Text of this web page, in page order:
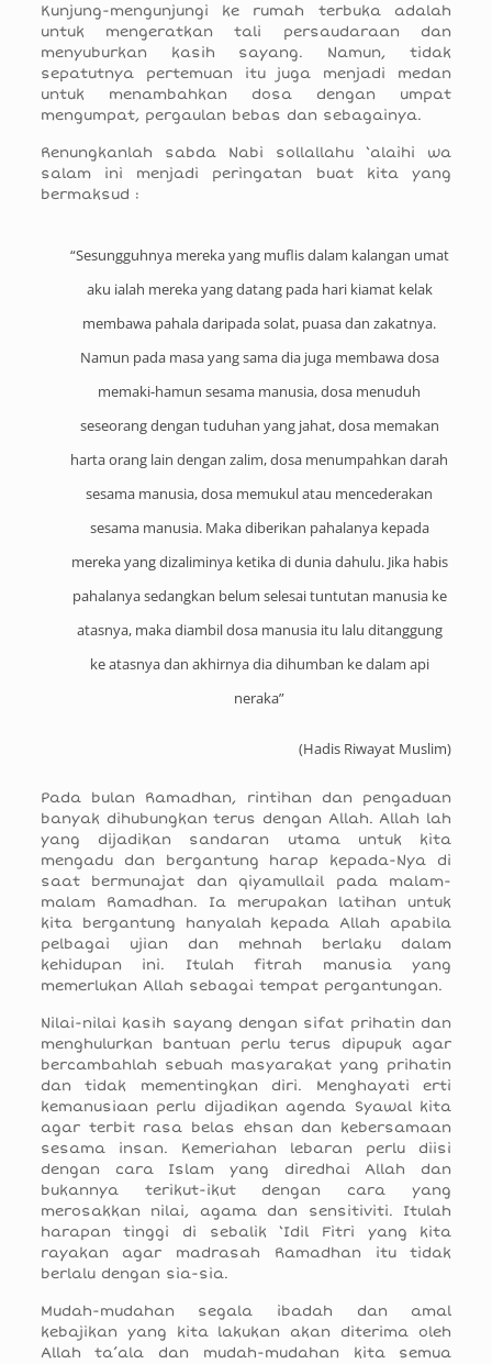
Kunjung-mengunjungi ke rumah terbuka adalah
untuk mengeratkan tali persaudaraan dan
menyuburkan kasih sayang. Namun, tidak
sepatutnya pertemuan itu juga menjadi medan
untuk menambahkan dosa dengan umpat
mengumpat, pergaulan bebas dan sebagainya.
Renungkanlah sabda Nabi sollallahu ‘alaihi wa
salam ini menjadi peringatan buat kita yang
bermaksud :
“Sesungguhnya mereka yang muflis dalam kalangan umat
aku ialah mereka yang datang pada hari kiamat kelak
membawa pahala daripada solat, puasa dan zakatnya.
Namun pada masa yang sama dia juga membawa dosa
memaki-hamun sesama manusia, dosa menuduh
seseorang dengan tuduhan yang jahat, dosa memakan
harta orang lain dengan zalim, dosa menumpahkan darah
sesama manusia, dosa memukul atau mencederakan
sesama manusia. Maka diberikan pahalanya kepada
mereka yang dizaliminya ketika di dunia dahulu. Jika habis
pahalanya sedangkan belum selesai tuntutan manusia ke
atasnya, maka diambil dosa manusia itu lalu ditanggung
ke atasnya dan akhirnya dia dihumban ke dalam api
neraka”
(Hadis Riwayat Muslim)
Pada bulan Ramadhan, rintihan dan pengaduan
banyak dihubungkan terus dengan Allah. Allah lah
yang dijadikan sandaran utama untuk kita
mengadu dan bergantung harap kepada-Nya di
saat bermunajat dan qiyamullail pada malam-
malam Ramadhan. Ia merupakan latihan untuk
kita bergantung hanyalah kepada Allah apabila
pelbagai ujian dan mehnah berlaku dalam
kehidupan ini. Itulah fitrah manusia yang
memerlukan Allah sebagai tempat pergantungan.
Nilai-nilai kasih sayang dengan sifat prihatin dan
menghulurkan bantuan perlu terus dipupuk agar
bercambahlah sebuah masyarakat yang prihatin
dan tidak mementingkan diri. Menghayati erti
kemanusiaan perlu dijadikan agenda Syawal kita
agar terbit rasa belas ehsan dan kebersamaan
sesama insan. Kemeriahan lebaran perlu diisi
dengan cara Islam yang diredhai Allah dan
bukannya terikut-ikut dengan cara yang
merosakkan nilai, agama dan sensitiviti. Itulah
harapan tinggi di sebalik ‘Idil Fitri yang kita
rayakan agar madrasah Ramadhan itu tidak
berlalu dengan sia-sia.
Mudah-mudahan segala ibadah dan amal
kebajikan yang kita lakukan akan diterima oleh
Allah ta’ala dan mudah-mudahan kita semua